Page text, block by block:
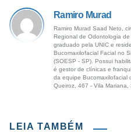
Ramiro Murad
Ramiro Murad Saad Neto,
Regional de Odontologia
graduado pela UNIC e
Bucomaxilofacial Facial no
(SOESP - SP). Possui
é gestor de clínicas e
da equipe Bucomaxilofacial
Queiroz, 467 - Vila Mariana,
LEIA TAMBÉM